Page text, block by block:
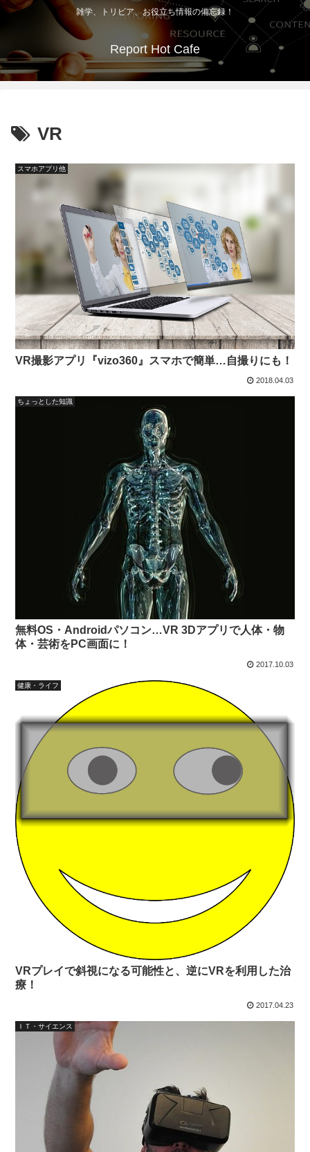
雑学、トリビア、お役立ち情報の備忘録！
Report Hot Cafe
VR
スマホアプリ他
VR撮影アプリ『vizo360』スマホで簡単…自撮りにも！
2018.04.03
ちょっとした知識
無料OS・Androidパソコン…VR 3Dアプリで人体・物
体・芸術をPC画面に！
2017.10.03
健康・ライフ
VRプレイで斜視になる可能性と、逆にVRを利用した治
療！
2017.04.23
ＩＴ・サイエンス